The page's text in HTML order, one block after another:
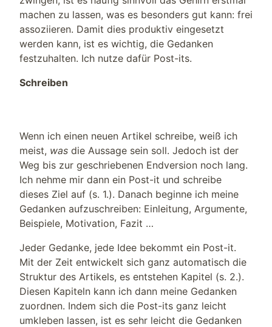
machen zu lassen, was es besonders gut kann: frei
assoziieren. Damit dies produktiv eingesetzt
werden kann, ist es wichtig, die Gedanken
festzuhalten. Ich nutze dafür Post-its.
Schreiben
Wenn ich einen neuen Artikel schreibe, weiß ich
meist, was die Aussage sein soll. Jedoch ist der
Weg bis zur geschriebenen Endversion noch lang.
Ich nehme mir dann ein Post-it und schreibe
dieses Ziel auf (s. 1.). Danach beginne ich meine
Gedanken aufzuschreiben: Einleitung, Argumente,
Beispiele, Motivation, Fazit …
Jeder Gedanke, jede Idee bekommt ein Post-it.
Mit der Zeit entwickelt sich ganz automatisch die
Struktur des Artikels, es entstehen Kapitel (s. 2.).
Diesen Kapiteln kann ich dann meine Gedanken
zuordnen. Indem sich die Post-its ganz leicht
umkleben lassen, ist es sehr leicht die Gedanken